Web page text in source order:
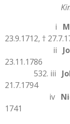
i
23.9.1712, †
ii
23.11.1786
532. iii
21.7.1794
iv
1741